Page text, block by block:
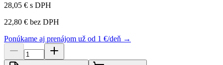
28,05 € s DPH
22,80 € bez DPH
Ponúkame aj prenájom už od 1 €/deň →